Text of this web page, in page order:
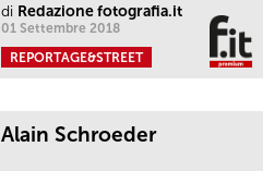
di Redazione fotografia.it
01 Settembre 2018
REPORTAGE&STREET
Alain Schroeder